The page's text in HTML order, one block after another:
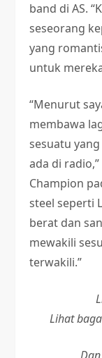
band di AS.
seseorang
yang
untuk
“Menurut
membawa
sesuatu
ada di
Champion
steel seperti
berat dan
mewakili
terwakili.”
Lihat